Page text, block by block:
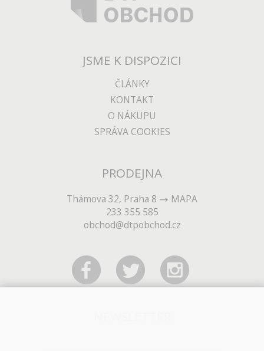
JSME K DISPOZICI
ČLÁNKY
KONTAKT
O NÁKUPU
SPRÁVA COOKIES
PRODEJNA
Thámova 32, Praha 8
MAPA
233 355 585
obchod@dtpobchod.cz